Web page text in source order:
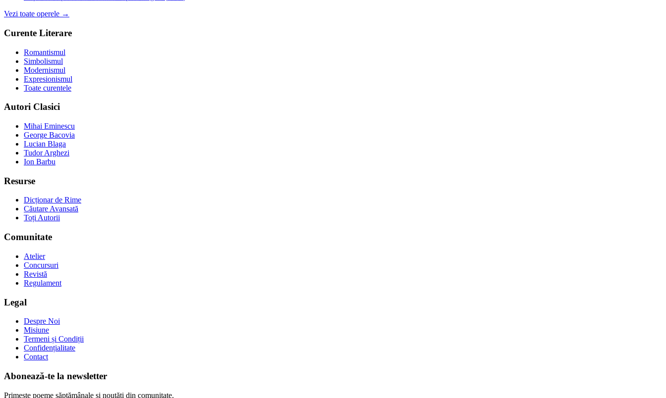
Vezi toate operele →
Curente Literare
Romantismul
Simbolismul
Modernismul
Expresionismul
Toate curentele
Autori Clasici
Mihai Eminescu
George Bacovia
Lucian Blaga
Tudor Arghezi
Ion Barbu
Resurse
Dicționar de Rime
Căutare Avansată
Toți Autorii
Comunitate
Atelier
Concursuri
Revistă
Regulament
Legal
Despre Noi
Misiune
Termeni și Condiții
Confidențialitate
Contact
Abonează-te la newsletter
Primește poeme săptămânale și noutăți din comunitate.